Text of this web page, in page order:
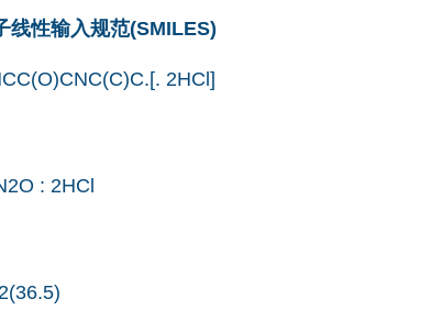
线性输入规范(SMILES)
2HCl]
: 2HCl